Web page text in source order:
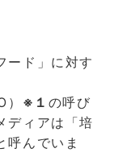
ード」に対す
※１ の呼び
ディアは「培
呼んでいま